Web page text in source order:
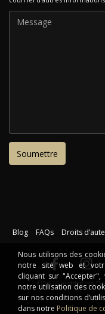
Blog FAQs Droits
©2026 Institut de
Nous utilisons des
notre site web et
cliquant sur "Accepter",
notre utilisation des
sur nos conditions
dans notre Politique de